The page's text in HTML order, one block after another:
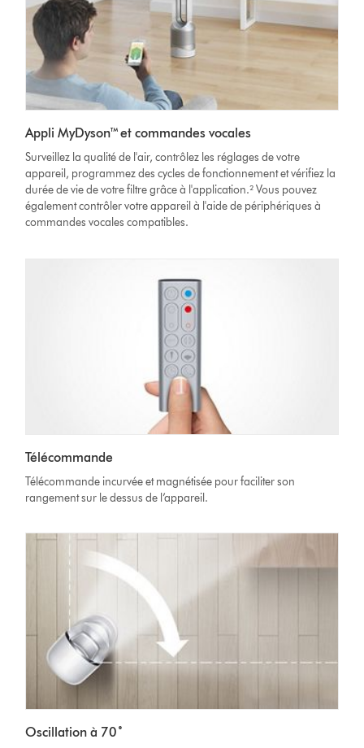
Appli MyDyson™ et commandes vocales
Surveillez la qualité de l'air, contrôlez les réglages de votre
appareil, programmez des cycles de fonctionnement et vérifiez la
durée de vie de votre filtre grâce à l'application.² Vous pouvez
également contrôler votre appareil à l'aide de périphériques à
commandes vocales compatibles.
Télécommande
Télécommande incurvée et magnétisée pour faciliter son
rangement sur le dessus de l’appareil.
Oscillation à 70˚